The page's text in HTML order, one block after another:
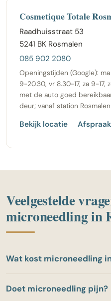
Cosmetique Totale
Raadhuisstraat 53
5241 BK Rosmalen
085 902 2080
Openingstijden (Google):
9-20.30, vr 8.30-17, za 9-17,
met de auto goed
deur; vanaf station
Bekijk locatie
Veelgestelde
microneedling in
Wat kost microneedling
begint bij 75 euro per
Doet microneedling pijn?